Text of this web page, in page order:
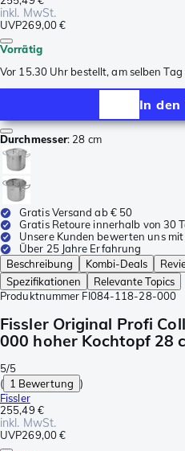
inkl. MwSt.
UVP269,00 €
Vorrätig
Vor 15.30 Uhr bestellt, am selben
In
Durchmesser: 28 cm
Gratis Versand ab € 50
Gratis Retoure innerhalb von 30
Unsere Kunden bewerten uns
Über 25 Jahre Erfahrung
Beschreibung
Kombi-Deals
Spezifikationen
Relevante Topics
Produktnummer FI084-118-28-000
Fissler Original Profi
000 hoher Kochtopf 28
5/5
( 1 Bewertung )
Fissler
255,49 €
inkl. MwSt.
UVP269,00 €